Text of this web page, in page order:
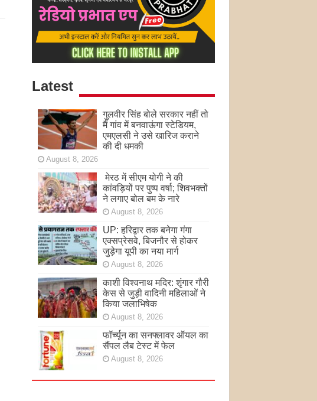
Latest
गुलवीर सिंह बोले सरकार नहीं तो
मैं गांव में बनवाऊंगा स्टेडियम,
एमएलसी ने उसे खारिज कराने
की दी धमकी
August 8, 2026
मेरठ में सीएम योगी ने की
कांवड़ियों पर पुष्प वर्षा; शिवभक्तों
ने लगाए बोल बम के नारे
August 8, 2026
UP: हरिद्वार तक बनेगा गंगा
एक्सप्रेसवे, बिजनौर से होकर
जुड़ेगा यूपी का नया मार्ग
August 8, 2026
काशी विश्वनाथ मदिर: शृंगार गौरी
केस से जुड़ी वादिनी महिलाओं ने
किया जलाभिषेक
August 8, 2026
फॉर्च्यून का सनफ्लावर ऑयल का
सैंपल लैब टेस्ट में फेल
August 8, 2026